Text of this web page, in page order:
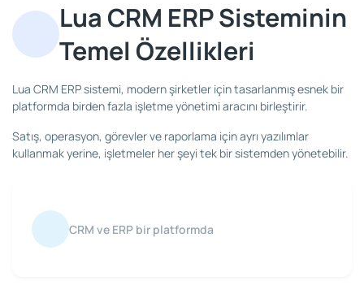
Lua CRM ERP Sisteminin
Temel Özellikleri
Lua CRM ERP sistemi, modern şirketler için tasarlanmış esnek bir
platformda birden fazla işletme yönetimi aracını birleştirir.
Satış, operasyon, görevler ve raporlama için ayrı yazılımlar
kullanmak yerine, işletmeler her şeyi tek bir sistemden yönetebilir.
CRM ve ERP bir platformda